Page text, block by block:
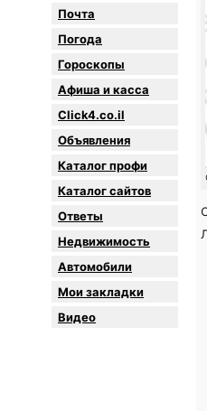
Почта
Погода
Гороскопы
Афиша и касса
Click4.co.il
Объявления
Каталог профи
Каталог сайтов
Oтветы
Недвижимость
Автомобили
Мои закладки
Видео